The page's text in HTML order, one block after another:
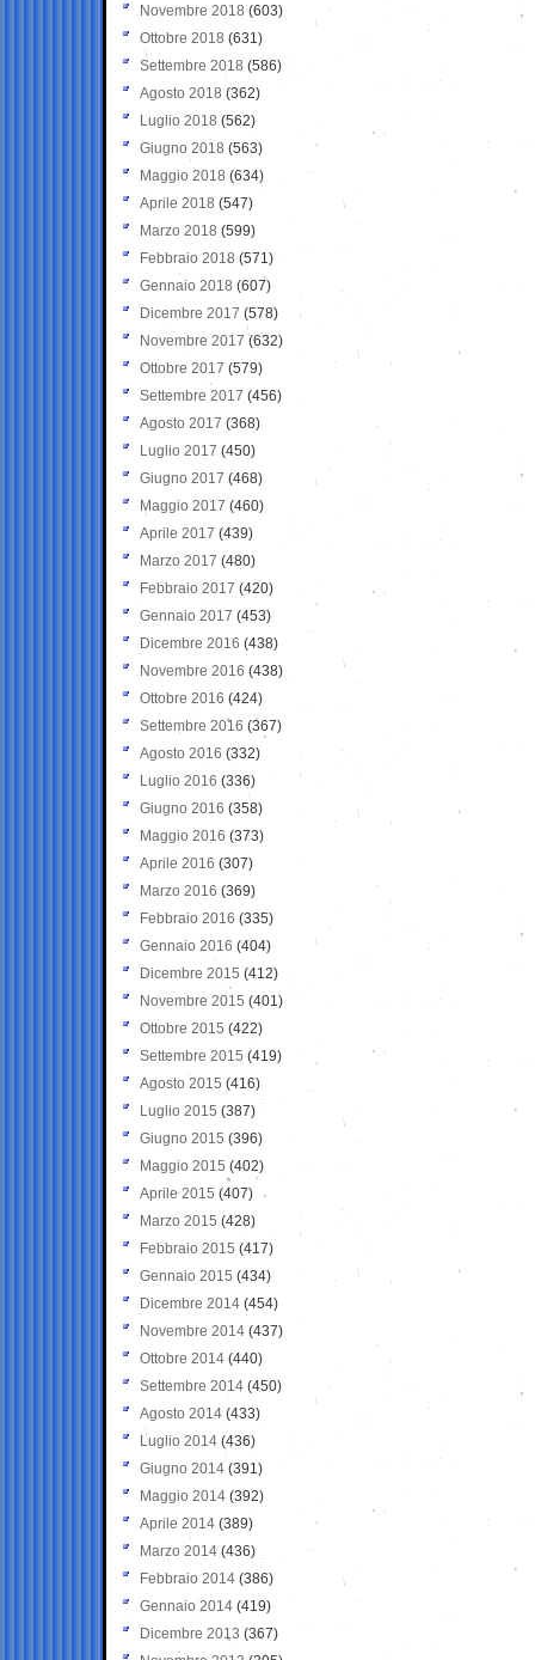
Novembre 2018 (603)
Ottobre 2018 (631)
Settembre 2018 (586)
Agosto 2018 (362)
Luglio 2018 (562)
Giugno 2018 (563)
Maggio 2018 (634)
Aprile 2018 (547)
Marzo 2018 (599)
Febbraio 2018 (571)
Gennaio 2018 (607)
Dicembre 2017 (578)
Novembre 2017 (632)
Ottobre 2017 (579)
Settembre 2017 (456)
Agosto 2017 (368)
Luglio 2017 (450)
Giugno 2017 (468)
Maggio 2017 (460)
Aprile 2017 (439)
Marzo 2017 (480)
Febbraio 2017 (420)
Gennaio 2017 (453)
Dicembre 2016 (438)
Novembre 2016 (438)
Ottobre 2016 (424)
Settembre 2016 (367)
Agosto 2016 (332)
Luglio 2016 (336)
Giugno 2016 (358)
Maggio 2016 (373)
Aprile 2016 (307)
Marzo 2016 (369)
Febbraio 2016 (335)
Gennaio 2016 (404)
Dicembre 2015 (412)
Novembre 2015 (401)
Ottobre 2015 (422)
Settembre 2015 (419)
Agosto 2015 (416)
Luglio 2015 (387)
Giugno 2015 (396)
Maggio 2015 (402)
Aprile 2015 (407)
Marzo 2015 (428)
Febbraio 2015 (417)
Gennaio 2015 (434)
Dicembre 2014 (454)
Novembre 2014 (437)
Ottobre 2014 (440)
Settembre 2014 (450)
Agosto 2014 (433)
Luglio 2014 (436)
Giugno 2014 (391)
Maggio 2014 (392)
Aprile 2014 (389)
Marzo 2014 (436)
Febbraio 2014 (386)
Gennaio 2014 (419)
Dicembre 2013 (367)